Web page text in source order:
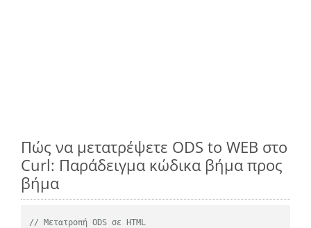
Πώς να μετατρέψετε ODS to WEB στο
Curl: Παράδειγμα κώδικα βήμα προς
βήμα
// Μετατροπή ODS σε HTML